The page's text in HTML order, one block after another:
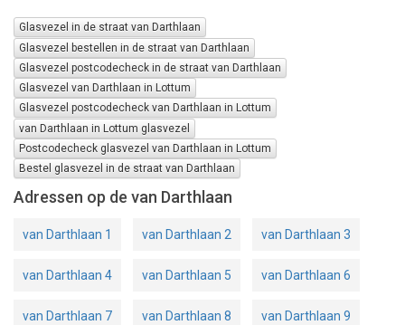
Glasvezel in de straat van Darthlaan
Glasvezel bestellen in de straat van Darthlaan
Glasvezel postcodecheck in de straat van Darthlaan
Glasvezel van Darthlaan in Lottum
Glasvezel postcodecheck van Darthlaan in Lottum
van Darthlaan in Lottum glasvezel
Postcodecheck glasvezel van Darthlaan in Lottum
Bestel glasvezel in de straat van Darthlaan
Adressen op de van Darthlaan
van Darthlaan 1 van Darthlaan 2 van Darthlaan 3
van Darthlaan 4 van Darthlaan 5 van Darthlaan 6
van Darthlaan 7 van Darthlaan 8 van Darthlaan 9